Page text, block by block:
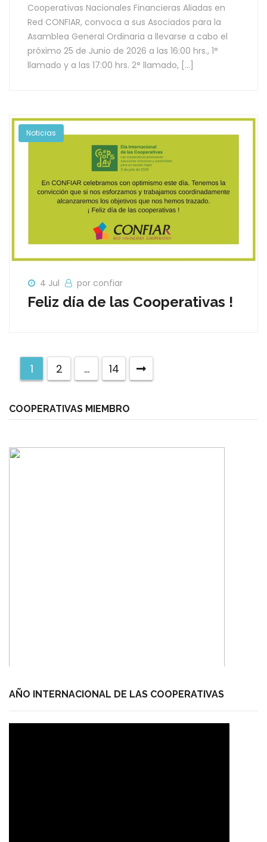
Cooperativas Nacionales Financieras Aliadas en
Red CONFIAR, convoca a sus Asociados para la
Asamblea General Ordinaria a llevarse a cabo el
próximo 25 de Junio de 2026 a las 16:00 hrs., 1°
llamado y a las 17:00 hrs. 2° llamado, […]
Noticias
4 Jul por confiar
Feliz día de las Cooperativas !
1 2 … 14
COOPERATIVAS MIEMBRO
AÑO INTERNACIONAL DE LAS COOPERATIVAS